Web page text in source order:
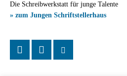
Die Schreibwerkstatt für junge Talente
» zum Jungen Schriftstellerhaus